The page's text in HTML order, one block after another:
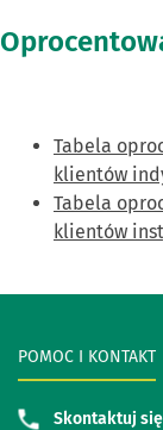
Tabela
klientów
Tabela
klientów
POMOC I KONTAKT
Skontaktuj